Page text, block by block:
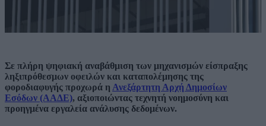
Σε πλήρη ψηφιακή αναβάθμιση των μηχανισμών είσπραξης
ληξιπρόθεσμων οφειλών και καταπολέμησης της
φοροδιαφυγής προχωρά η Ανεξάρτητη Αρχή Δημοσίων
Εσόδων (ΑΑΔΕ), αξιοποιώντας τεχνητή νοημοσύνη και
προηγμένα εργαλεία ανάλυσης δεδομένων.